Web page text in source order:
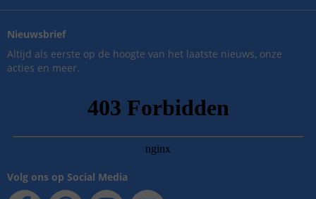
Nieuwsbrief
Altijd als eerste op de hoogte van het laatste nieuws, onze
acties en meer.
Volg ons op Social Media